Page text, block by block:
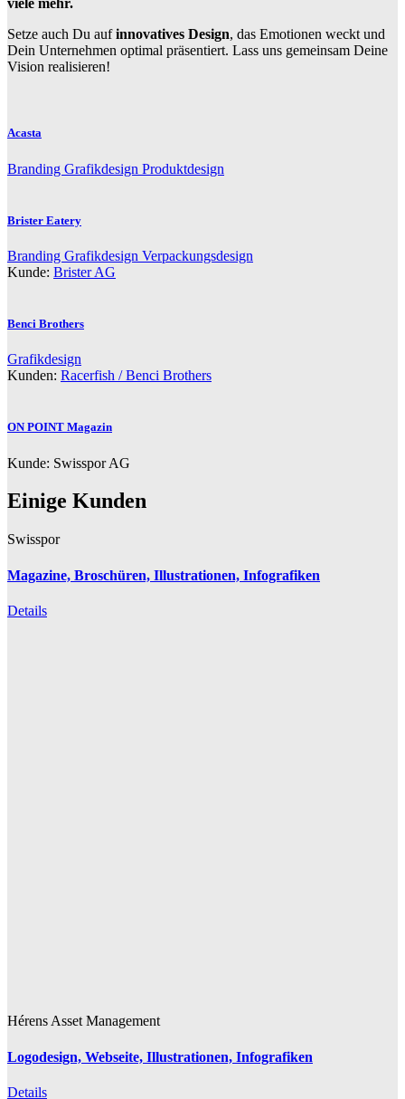
viele mehr.
Setze auch Du aufinnovatives Design, das Emotionen weckt und
Dein Unternehmen optimal präsentiert. Lass uns gemeinsam Deine
Vision realisieren!
Acasta
Branding Grafikdesign Produktdesign
Brister Eatery
Branding Grafikdesign Verpackungsdesign
Kunde: Brister AG
Benci Brothers
Grafikdesign
Kunden: Racerfish / Benci Brothers
ON POINT Magazin
Kunde: Swisspor AG
Einige Kunden
Swisspor
Magazine, Broschüren, Illustrationen, Infografiken
Details
Hérens Asset Management
Logodesign, Webseite, Illustrationen, Infografiken
Details